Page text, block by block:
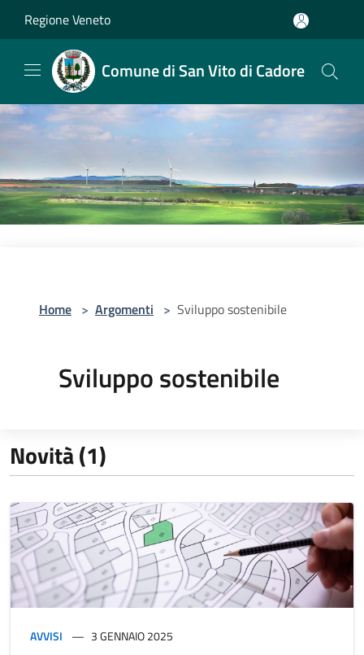
Regione Veneto
Comune di San Vito di Cadore
Home > Argomenti > Sviluppo sostenibile
Sviluppo sostenibile
Novità (1)
AVVISI 3 GENNAIO 2025